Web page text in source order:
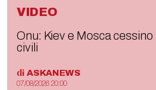
VIDEO
Onu: Kiev e Mosca
civili
di ASKANEWS
07/08/2026 20:00